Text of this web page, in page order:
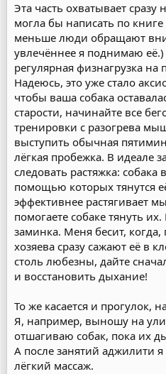
Эта часть охватывает сразу
могла бы написать по
меньше люди обращают
увлечённее я поднимаю
регулярная физнагрузка
Надеюсь, это уже стало
чтобы ваша собака
старости, начинайте все
тренировки с разогрева
выступить обычная
лёгкая пробежка. В идеале
следовать растяжка:
помощью которых тянутся
эффективнее растягивает
помогаете собаке тянуть
заминка. Меня бесит, когда,
хозяева сразу сажают её в
столь любезны, дайте
и восстановить дыхание!
То же касается и прогулок,
Я, например, выношу на
отшагиваю собак, пока их
А после занятий аджилити
лёгкий массаж.